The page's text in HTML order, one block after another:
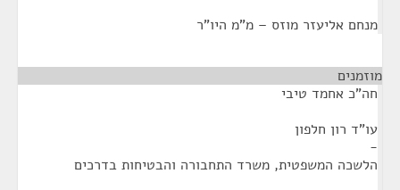
מנחם אליעזר מוזס – מ"מ היו"ר
מוזמנים
חה"כ אחמד טיבי
עו"ד רון חלפון
-
הלשכה המשפטית, משרד התחבורה והבטיחות בדרכים